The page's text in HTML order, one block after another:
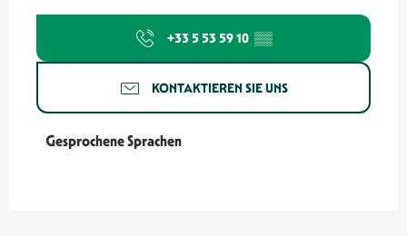
+33 5 53 59 10 ▒▒
KONTAKTIEREN SIE UNS
Gesprochene Sprachen
Gesprochene Sprachen